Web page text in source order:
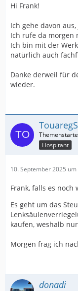
Hi Frank!
Ich gehe davon aus,
Ich rufe da morgen
Ich bin mit der
natürlich auch
Danke derweil für
wieder.
Hospitant
10. September 2025 um
Frank, falls es noch
Es geht um das
kaufen, weshalb
Morgen frag ich
donadi